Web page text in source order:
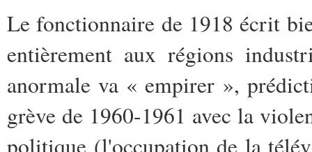
Le fonctionnaire de 1918 écrit
entièrement aux régions
anormale va « empirer »,
grève de 1960-1961 avec la
politique (l'occupation de la